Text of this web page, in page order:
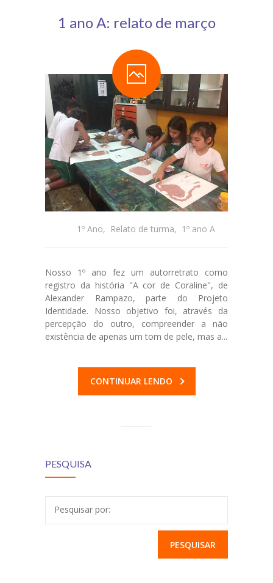
1 ano A: relato de março
1º Ano, Relato de turma, 1º ano A
Nosso 1º ano fez um autorretrato como
registro da história "A cor de Coraline", de
Alexander Rampazo, parte do Projeto
Identidade. Nosso objetivo foi, através da
percepção do outro, compreender a não
existência de apenas um tom de pele, mas a...
CONTINUAR LENDO
PESQUISA
Pesquisar por: